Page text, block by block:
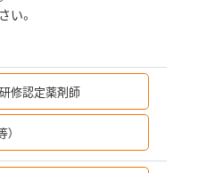
い。
研修認定薬剤師